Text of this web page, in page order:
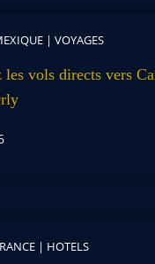
| VOYAGES
les vols directs vers
| HOTELS